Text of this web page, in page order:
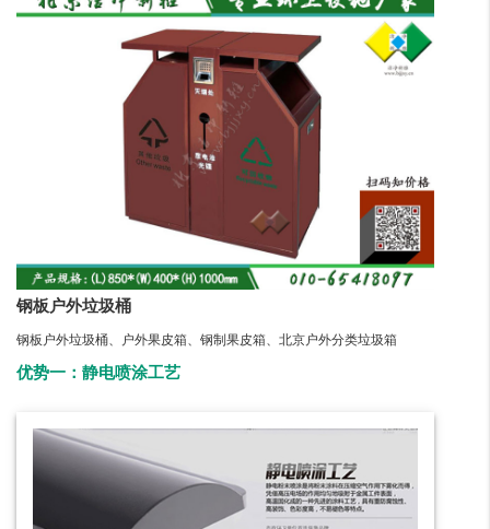
钢板户外垃圾桶
钢板户外垃圾桶、户外果皮箱、钢制果皮箱、北京户外分类垃圾箱
优势一：静电喷涂工艺